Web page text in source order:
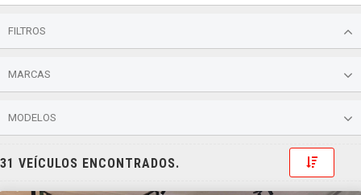
FILTROS
MARCAS
MODELOS
31 VEÍCULOS ENCONTRADOS. Toggle